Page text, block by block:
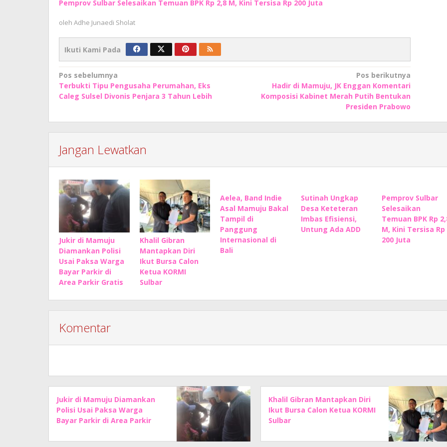
Pemprov Sulbar Selesaikan Temuan BPK Rp 2,8 M, Kini Tersisa Rp 200 Juta
oleh Adhe Junaedi Sholat
Ikuti Kami Pada
Navigasi
pos
Pos sebelumnya
Terbukti Tipu Pengusaha Perumahan, Eks
Caleg Sulsel Divonis Penjara 3 Tahun Lebih
Pos berikutnya
Hadir di Mamuju, JK Enggan Komentari
Komposisi Kabinet Merah Putih Bentukan
Presiden Prabowo
Jangan Lewatkan
Jukir di Mamuju
Diamankan Polisi
Usai Paksa Warga
Bayar Parkir di
Area Parkir Gratis
Khalil Gibran
Mantapkan Diri
Ikut Bursa Calon
Ketua KORMI
Sulbar
Aelea, Band Indie
Asal Mamuju Bakal
Tampil di
Panggung
Internasional di
Bali
Sutinah Ungkap
Desa Keteteran
Imbas Efisiensi,
Untung Ada ADD
Pemprov Sulbar
Selesaikan
Temuan BPK Rp
M, Kini Tersisa Rp
200 Juta
Komentar
Jukir di Mamuju Diamankan
Polisi Usai Paksa Warga
Bayar Parkir di Area Parkir
Khalil Gibran Mantapkan Diri
Ikut Bursa Calon Ketua KORMI
Sulbar